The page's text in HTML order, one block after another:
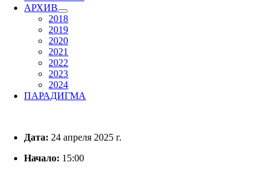
АРХИВ
2018
2019
2020
2021
2022
2023
2024
ПАРАДИГМА
Дата: 24 апреля 2025 г.
Начало: 15:00